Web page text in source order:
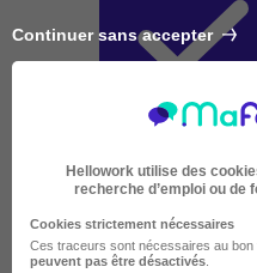
Continuer sans accepter
Hellowork utilise des
recherche d’emploi ou de
Cookies strictement nécessaires
Ces traceurs sont nécessaires au
peuvent pas être désactivés